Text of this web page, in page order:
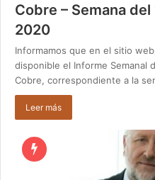
Cobre – Semana
2020
Informamos que en el sitio
disponible el Informe Semanal
Cobre, correspondiente a la
Leer más